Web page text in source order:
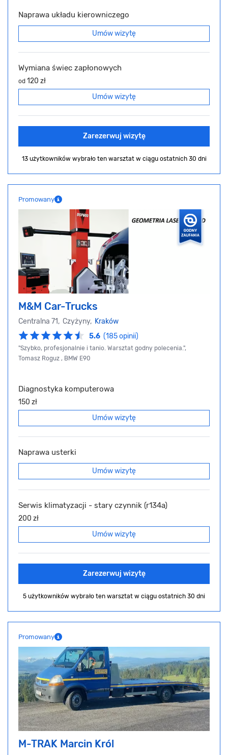
Naprawa układu kierowniczego
Umów wizytę
Wymiana świec zapłonowych
od 120 zł
Umów wizytę
Zarezerwuj wizytę
13 użytkowników wybrało ten warsztat w ciągu ostatnich 30 dni
Promowany
M&M Car-Trucks
Centralna 71, Czyżyny, Kraków
5.6 (185 opinii)
"Szybko, profesjonalnie i tanio. Warsztat godny polecenia.",
Tomasz Roguz , BMW E90
Diagnostyka komputerowa
150 zł
Umów wizytę
Naprawa usterki
Umów wizytę
Serwis klimatyzacji - stary czynnik (r134a)
200 zł
Umów wizytę
Zarezerwuj wizytę
5 użytkowników wybrało ten warsztat w ciągu ostatnich 30 dni
Promowany
M-TRAK Marcin Król